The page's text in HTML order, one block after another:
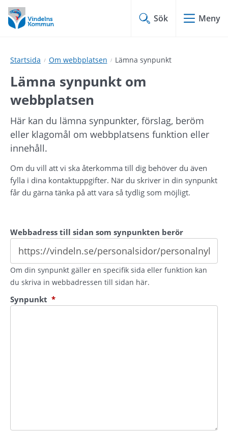
Hoppa
till
innehåll
Hoppa
till
undermeny
Sök Meny
Startsida Om webbplatsen Lämna synpunkt
Lämna synpunkt om
webbplatsen
Här kan du lämna synpunkter, förslag, beröm
eller klagomål om webbplatsens funktion eller
innehåll.
Om du vill att vi ska återkomma till dig behöver du även
fylla i dina kontaktuppgifter. När du skriver in din synpunkt
får du gärna tänka på att vara så tydlig som möjligt.
Webbadress till sidan som synpunkten berör
Om din synpunkt gäller en specifik sida eller funktion kan
du skriva in webbadressen till sidan här.
Synpunkt *(obligatorisk)